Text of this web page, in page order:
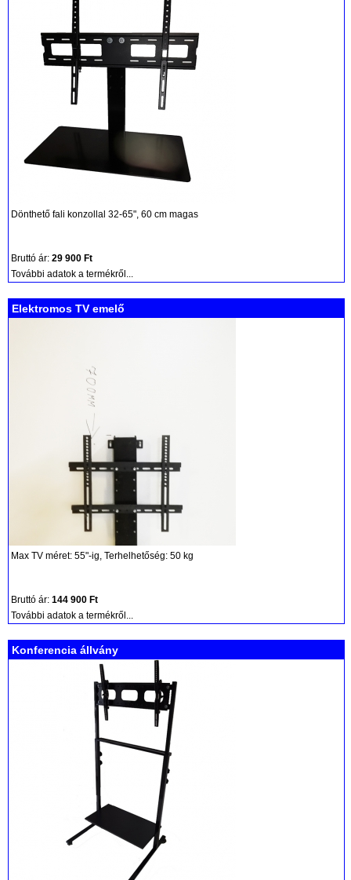
Dönthető fali konzollal 32-65", 60 cm magas
Bruttó ár: 29 900 Ft
További adatok a termékről...
Elektromos TV emelő
Max TV méret: 55"-ig, Terhelhetőség: 50 kg
Bruttó ár: 144 900 Ft
További adatok a termékről...
Konferencia állvány